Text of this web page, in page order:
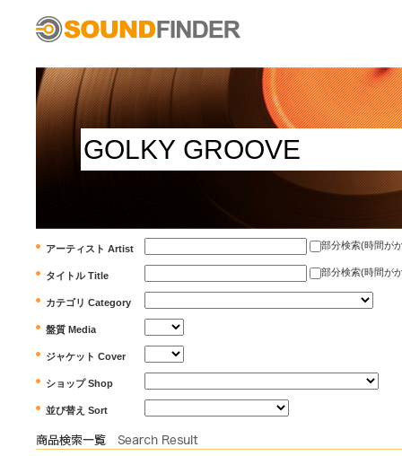
アーティスト Artist 部分検索(時間が
タイトル Title 部分検索(時間が
カテゴリ Category
盤質 Media
ジャケット Cover
ショップ Shop
並び替え Sort